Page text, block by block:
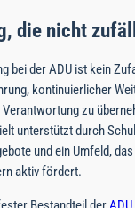
die nicht
bei der ADU ist kein
kontinuierlicher
Verantwortung zu
unterstützt durch
und ein Umfeld,
aktiv fördert.